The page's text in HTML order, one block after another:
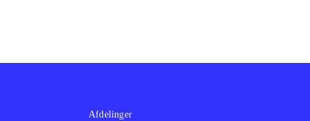
Afdelinger